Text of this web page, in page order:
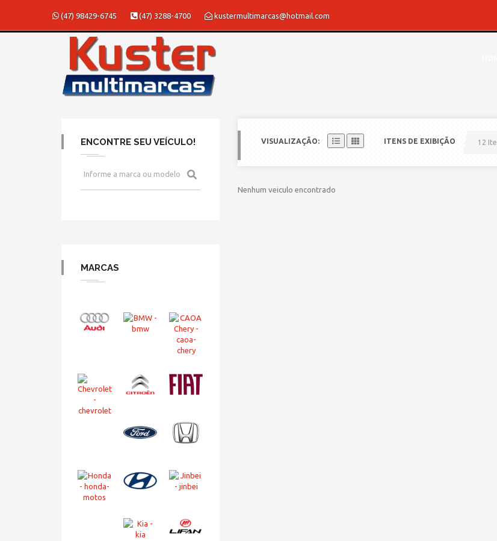
(47) 98429-6745 (47) 3288-4700 kustermultimarcas@hotmail.com
ENCONTRE SEU VEÍCULO!
MARCAS
VISUALIZAÇÃO: ITENS DE EXIBIÇÃO 12
Nenhum veiculo encontrado